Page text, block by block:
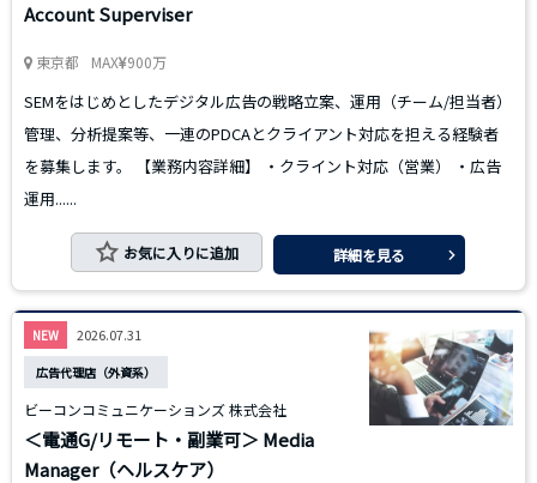
Account Superviser
東京都 MAX 900万
SEMをはじめとしたデジタル広告の戦略立案、運用（チーム/担当者）
管理、分析提案等、一連のPDCAとクライアント対応を担える経験者
を募集します。 【業務内容詳細】 ・クライント対応（営業） ・広告
運用......
お気に入りに追加 詳細を見る
NEW 2026.07.31
広告代理店（外資系）
ビーコンコミュニケーションズ 株式会社
＜電通G/リモート・副業可＞ Media
Manager（ヘルスケア）